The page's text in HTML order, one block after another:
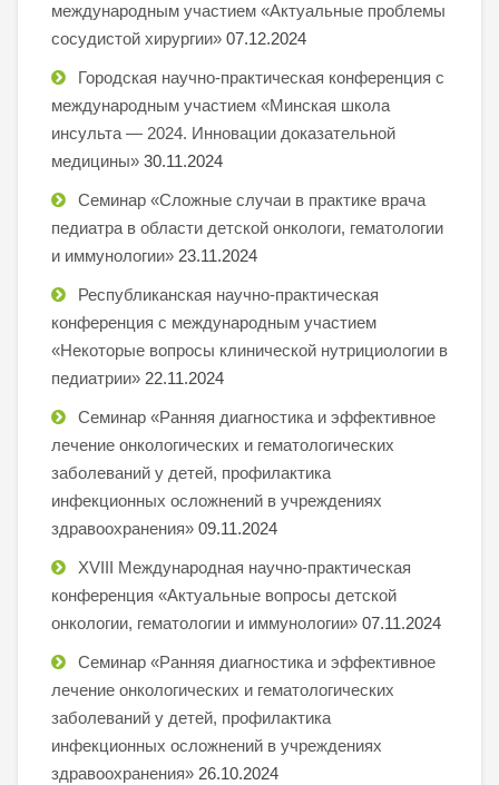
международным участием «Актуальные проблемы
сосудистой хирургии» 07.12.2024
Городская научно-практическая конференция с
международным участием «Минская школа
инсульта — 2024. Инновации доказательной
медицины» 30.11.2024
Семинар «Сложные случаи в практике врача
педиатра в области детской онкологи, гематологии
и иммунологии» 23.11.2024
Республиканская научно-практическая
конференция с международным участием
«Некоторые вопросы клинической нутрициологии в
педиатрии» 22.11.2024
Семинар «Ранняя диагностика и эффективное
лечение онкологических и гематологических
заболеваний у детей, профилактика
инфекционных осложнений в учреждениях
здравоохранения» 09.11.2024
XVIII Международная научно-практическая
конференция «Актуальные вопросы детской
онкологии, гематологии и иммунологии» 07.11.2024
Семинар «Ранняя диагностика и эффективное
лечение онкологических и гематологических
заболеваний у детей, профилактика
инфекционных осложнений в учреждениях
здравоохранения» 26.10.2024